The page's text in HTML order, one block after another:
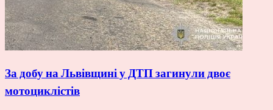
За добу на Львівщині у ДТП загинули двоє
мотоциклістів